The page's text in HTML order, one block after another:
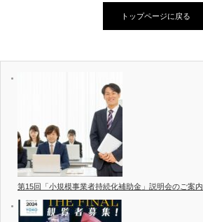
トップページに戻る
第15回「小規模事業者持続化補助金」説明会のご案内